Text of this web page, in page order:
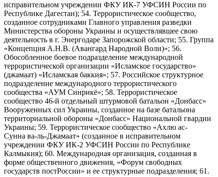
исправительном учреждении ФКУ ИК-7 УФСИН России по
Республике Дагестан); 54. Террористическое сообщество,
созданное сотрудниками Главного управления разведки
Министерства обороны Украины и осуществлявшее свою
деятельность в г. Энергодаре Запорожской области; 55. Группа
«Концепция А.Н.В. (Авангард Народной Воли)»; 56.
Обособленное боевое подразделение международной
террористической организации «Исламское государство»
(джамаат) «Исламская баккия»; 57. Российское структурное
подразделение международного террористического
сообщества «АУМ Синрикё»; 58. Террористическое
сообщество 46-й отдельный штурмовой батальон «Донбасс»
Вооруженных сил Украины, созданное на базе батальона
территориальной обороны «Донбасс» Национальной гвардии
Украины; 59. Террористическое сообщество «Ахлю ас-
Сунна ва-ль-Джамаат» (созданное в исправительном
учреждении ФКУ ИК-2 УФСИН России по Республике
Калмыкия); 60. Международная организация, созданная в
форме общественного движения, «Форум свободных
государств постРоссии» и ее структурные подразделения; 61.